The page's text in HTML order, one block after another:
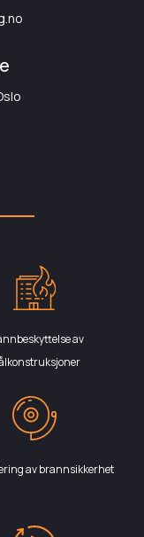
av
av brannsikkerhet